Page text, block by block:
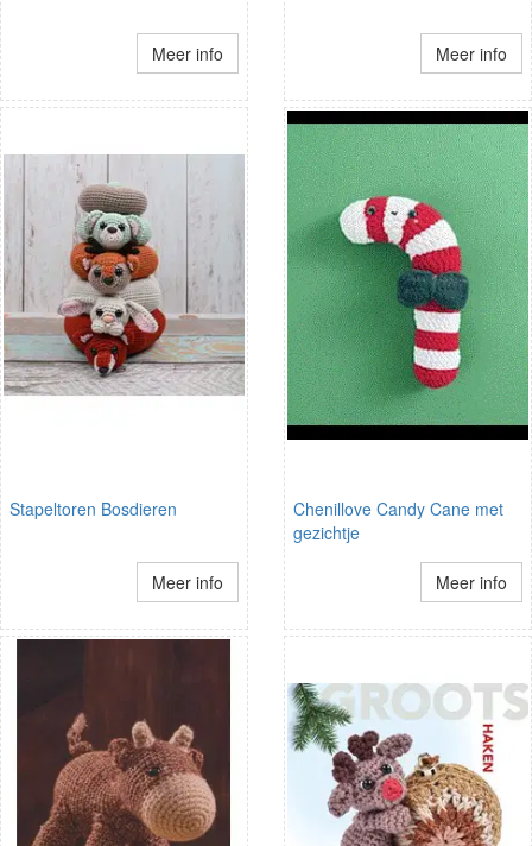
Meer info Meer info
Stapeltoren Bosdieren
Meer info
Chenillove Candy Cane met
gezichtje
Meer info